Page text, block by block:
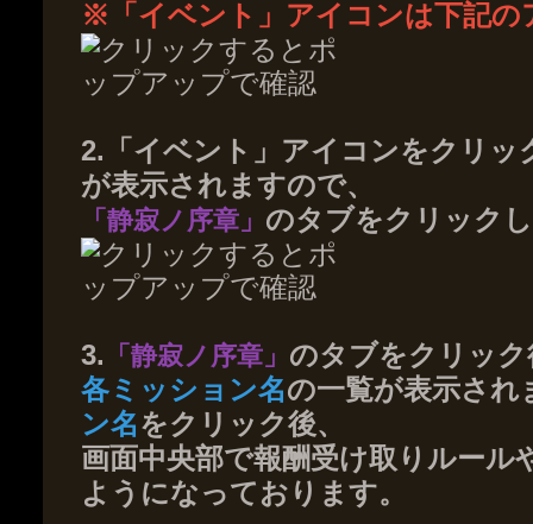
※「イベント」アイコンは下記の
2.「イベント」アイコンをクリ
が表示されますので、
「静寂ノ序章」 のタブをクリック
3. 「静寂ノ序章」 のタブをクリッ
各ミッション名の一覧が表示され
ン名をクリック後、
画面中央部で報酬受け取りルール
ようになっております。